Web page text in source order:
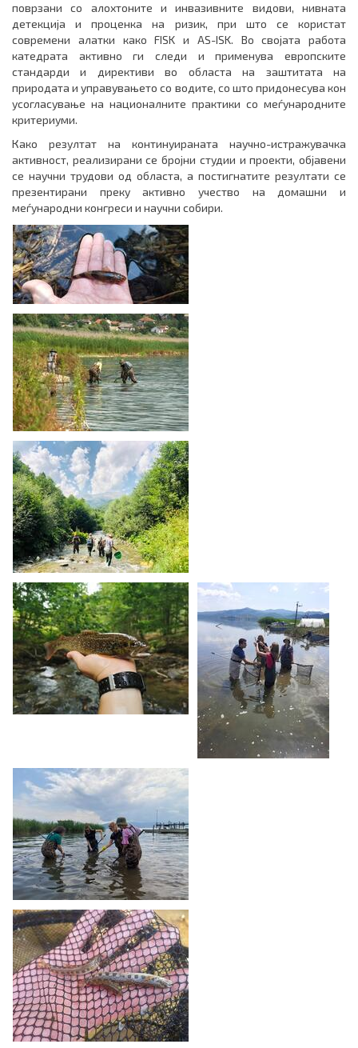
поврзани со алохтоните и инвазивните видови, нивната
детекција и проценка на ризик, при што се користат
современи алатки како FISK и AS-ISK. Во својата работа
катедрата активно ги следи и применува европските
стандарди и директиви во областа на заштитата на
природата и управувањето со водите, со што придонесува кон
усогласување на националните практики со меѓународните
критериуми.
Како резултат на континуираната научно-истражувачка
активност, реализирани се бројни студии и проекти, објавени
се научни трудови од областа, а постигнатите резултати се
презентирани преку активно учество на домашни и
меѓународни конгреси и научни собири.